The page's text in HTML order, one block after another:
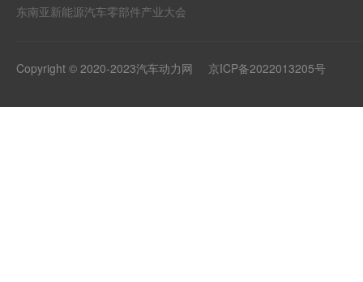
东南亚新能源汽车零部件产业大会
Copyright © 2020-2023汽车动力网 京ICP备2022013205号